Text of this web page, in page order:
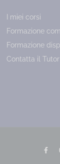
I miei corsi
Formazione
Formazione
Contatta il Tutor